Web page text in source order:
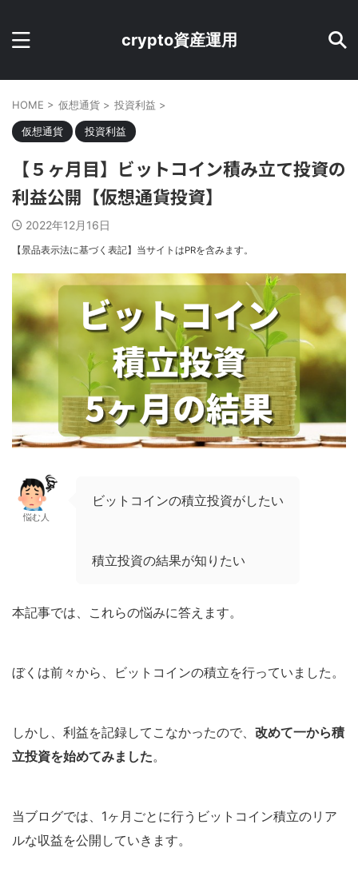
crypto資産運用
HOME > 仮想通貨 > 投資利益 >
仮想通貨 投資利益
【５ヶ月目】ビットコイン積み立て投資の
利益公開【仮想通貨投資】
2022年12月16日
【景品表示法に基づく表記】当サイトはPRを含みます。
悩む人
ビットコインの積立投資がしたい
積立投資の結果が知りたい
本記事では、これらの悩みに答えます。
ぼくは前々から、ビットコインの積立を行っていました。
しかし、利益を記録してこなかったので、 改めて一から積
立投資を始めてみました。
当ブログでは、1ヶ月ごとに行うビットコイン積立のリア
ルな収益を公開していきます。